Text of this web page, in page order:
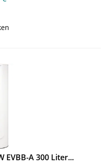
EVBB-A 300 Liter...